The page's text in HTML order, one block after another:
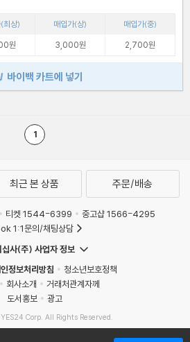
최상) 매입가(상)
매입가(중)
원 3,000원 2,700원
바이백 카트에 넣기
1
최근 본 상품 주문/배송
티켓 1544-6399
중고샵 1566-4295
1:1문의/채팅상담
십사(주) 사업자 정보
정보처리방침
청소년보호정책
회사소개
거래처관계자께
도서홍보
광고
Corp. All Rights Reserved.